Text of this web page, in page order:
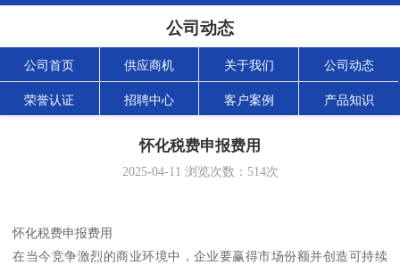
公司动态
公司首页 供应商机 关于我们 公司动态
荣誉认证 招聘中心 客户案例 产品知识
怀化税费申报费用
2025-04-11 浏览次数： 514次
怀化税费申报费用
在当今竞争激烈的商业环境中，企业要赢得市场份额并创造可持续